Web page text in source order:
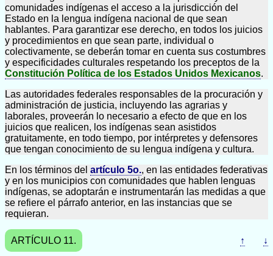
comunidades indígenas el acceso a la jurisdicción del
Estado en la lengua indígena nacional de que sean
hablantes. Para garantizar ese derecho, en todos los juicios
y procedimientos en que sean parte, individual o
colectivamente, se deberán tomar en cuenta sus costumbres
y especificidades culturales respetando los preceptos de la
Constitución Política de los Estados Unidos Mexicanos.
Las autoridades federales responsables de la procuración y
administración de justicia, incluyendo las agrarias y
laborales, proveerán lo necesario a efecto de que en los
juicios que realicen, los indígenas sean asistidos
gratuitamente, en todo tiempo, por intérpretes y defensores
que tengan conocimiento de su lengua indígena y cultura.
En los términos del artículo 5o., en las entidades federativas
y en los municipios con comunidades que hablen lenguas
indígenas, se adoptarán e instrumentarán las medidas a que
se refiere el párrafo anterior, en las instancias que se
requieran.
ARTÍCULO 11. ↑ ↓